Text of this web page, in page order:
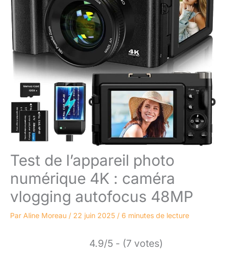
Test de l’appareil photo
numérique 4K : caméra
vlogging autofocus 48MP
Par Aline Moreau / 22 juin 2025 / 6 minutes de lecture
4.9/5 - (7 votes)
r